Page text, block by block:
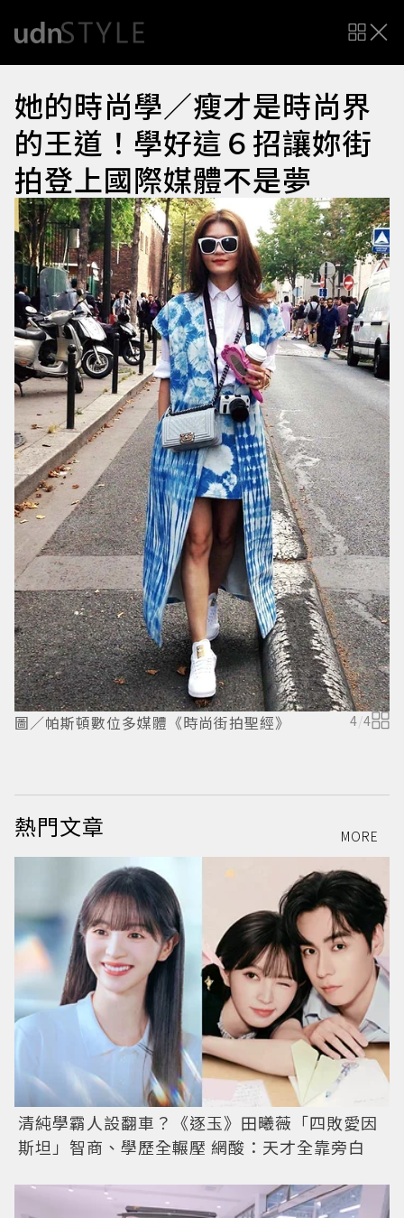
她的時尚學／瘦才是時尚界
的王道！學好這６招讓妳街
拍登上國際媒體不是夢
圖／帕斯頓數位多媒體《時尚街拍聖經》 4/4
熱門文章 MORE
清純學霸人設翻車？《逐玉》田曦薇「四敗愛因
斯坦」智商、學歷全輾壓 網酸：天才全靠旁白